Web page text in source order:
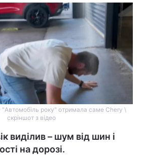
"Автомобіль року" отримала саме Chery \
скріншот з відео
виділив – шум від шин і
на дорозі.